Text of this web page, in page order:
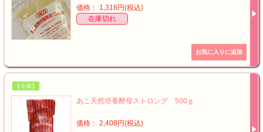
価格： 1,318円(税込)
在庫切れ
【冷蔵】
あこ天然培養酵母ストロング 500ｇ
価格： 2,408円(税込)